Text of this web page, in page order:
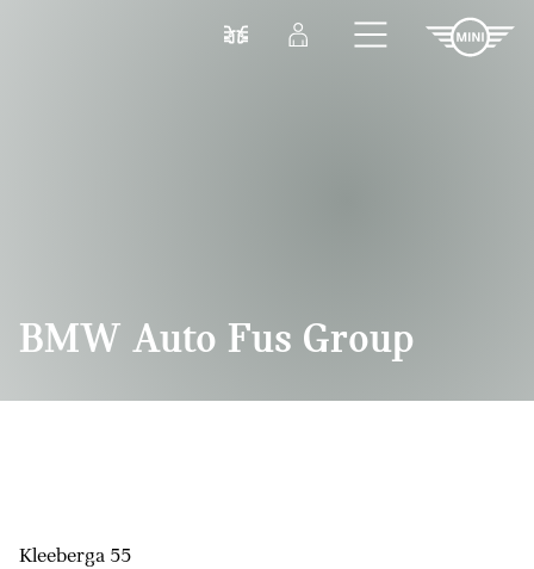
Przejdź do głównej treści
Porównaj Zaloguj się
BMW Auto Fus Group
Kleeberga 55